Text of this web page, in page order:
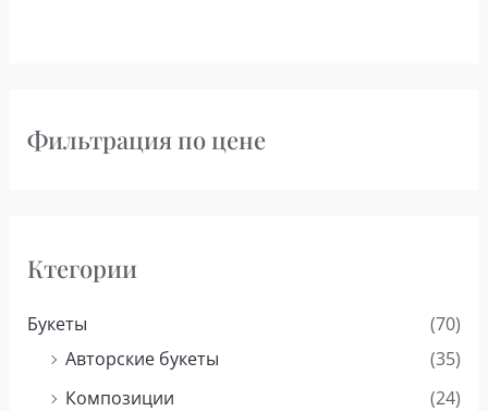
Фильтрация по цене
Ктегории
Букеты
(70)
Авторские букеты
(35)
Композиции
(24)